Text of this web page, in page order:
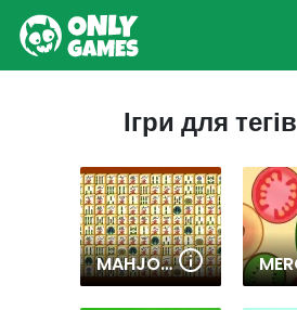
Ігри для тегів
MAHJONG CONNECT